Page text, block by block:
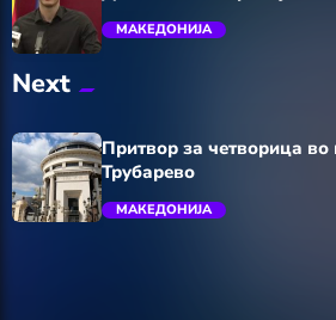
trending_flat
МАКЕДОНИЈА
Next
Притвор за четворица
Трубарево
МАКЕДОНИЈА